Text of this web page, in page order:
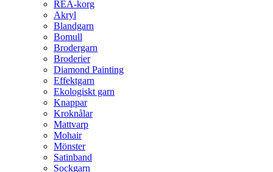
REA-korg
Akryl
Blandgarn
Bomull
Brodergarn
Broderier
Diamond Painting
Effektgarn
Ekologiskt garn
Knappar
Kroknålar
Mattvarp
Mohair
Mönster
Satinband
Sockgarn